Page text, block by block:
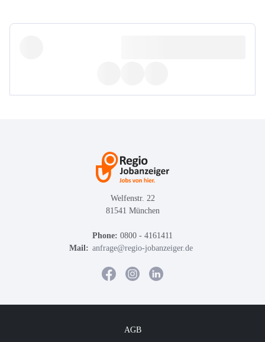
Welfenstr. 22
81541 München
Phone: 0800 - 4161411
Mail: anfrage@regio-jobanzeiger.de
AGB